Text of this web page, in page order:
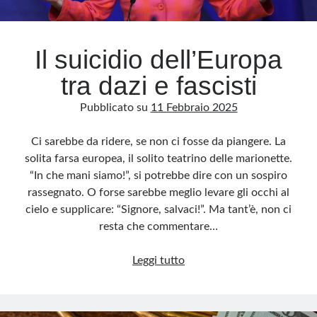
Archivio
Questo blog non rappresenta una testata giornalistica, in quanto viene aggiornato
senza alcuna periodicità. Non può pertanto considerarsi un prodotto editoriale ai
sensi della legge n· 62 del 7.03.2001. L’autore non è responsabile di quanto
pubblicato dai lettori nei commenti ai vari post. Saranno comunque cancellati quelli
privacy. Alcune immagini inserite in questo blog sono tratte da Internet e, pertanto,
considerate di pubblico dominio. Qualora la loro pubblicazione violasse eventuali
Il suicidio dell’Europa
tra dazi e fascisti
Pubblicato su 11 Febbraio 2025
Ci sarebbe da ridere, se non ci fosse da piangere. La
solita farsa europea, il solito teatrino delle marionette.
“In che mani siamo!”, si potrebbe dire con un sospiro
rassegnato. O forse sarebbe meglio levare gli occhi al
cielo e supplicare: “Signore, salvaci!”. Ma tant’è, non ci
resta che commentare…
Leggi tuttoIl
tra